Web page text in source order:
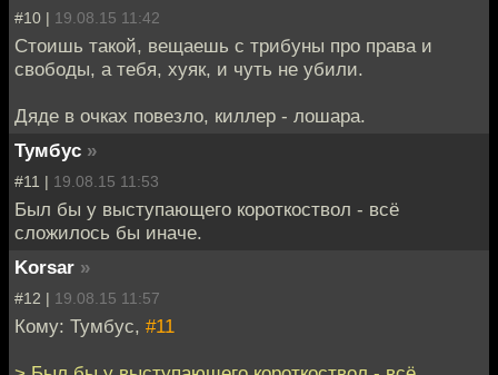
#10 | 19.08.15 11:42
Стоишь такой, вещаешь с трибуны про права и
свободы, а тебя, хуяк, и чуть не убили.
Дяде в очках повезло, киллер - лошара.
Тумбус »
#11 | 19.08.15 11:53
Был бы у выступающего короткоствол - всё
сложилось бы иначе.
Korsar »
#12 | 19.08.15 11:57
Кому: Тумбус, #11